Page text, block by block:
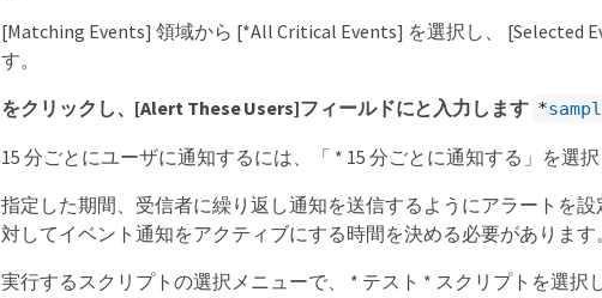
[Matching Events] 領域から [*All Critical Events] を選択し、 [Selected
す。
をクリックし、[Alert These Users]フィールドにと入力します *
15 分ごとにユーザに通知するには、「 * 15 分ごとに通知する」を選択
指定した期間、受信者に繰り返し通知を送信するようにアラートを
対してイベント通知をアクティブにする時間を決める必要があります。
実行するスクリプトの選択メニューで、 * テスト * スクリプトを選択